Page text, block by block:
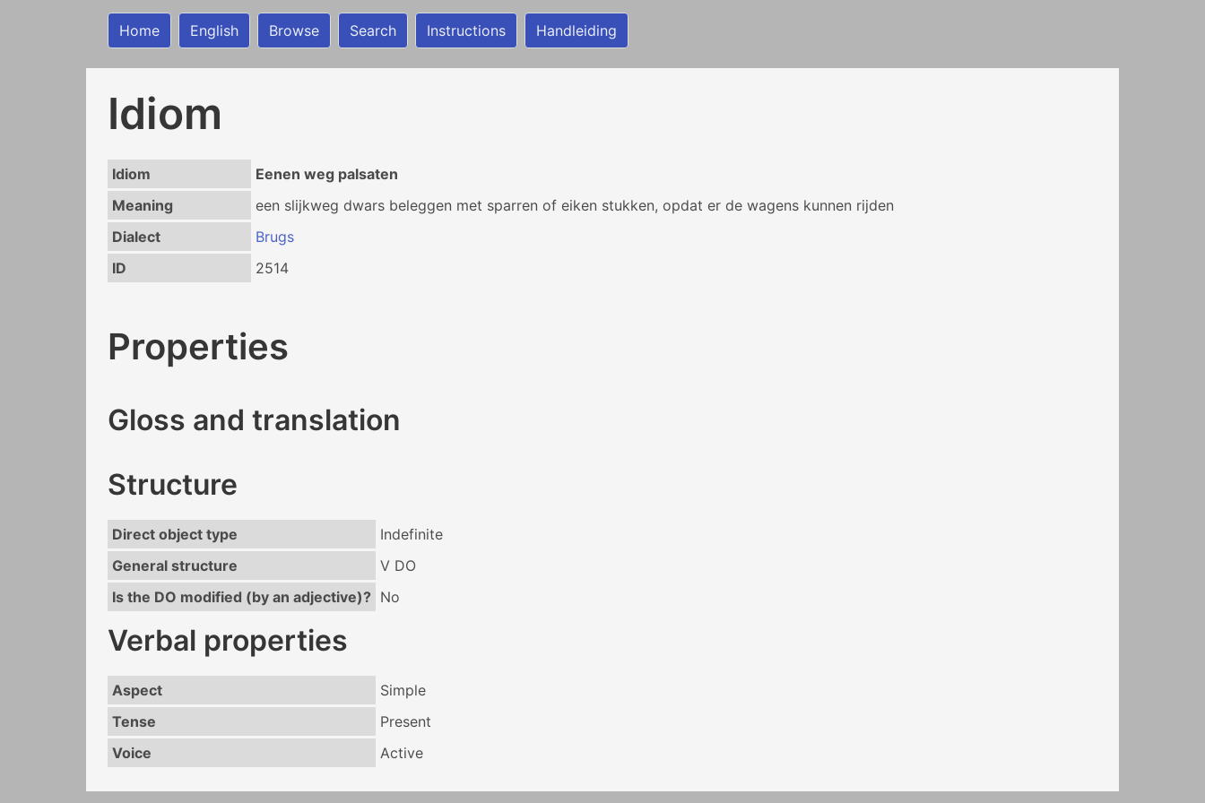
Home English Browse Search Instructions Handleiding
Idiom
Idiom
Eenen weg palsaten
Meaning
een slijkweg dwars beleggen met sparren of eiken stukken, opdat er de wagens kunnen rijden
Dialect
Brugs
ID
2514
Properties
Gloss and translation
Structure
Direct object type
Indefinite
General structure
V DO
Is the DO modified (by an adjective)? No
Verbal properties
Aspect
Simple
Tense
Present
Voice
Active